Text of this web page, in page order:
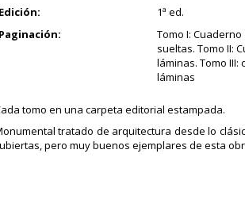
Edición:
1ª ed.
Paginación:
Tomo I:
sueltas. Tomo II:
láminas. Tomo III:
láminas
tomo en una carpeta editorial estampada.
tratado de arquitectura desde lo
pero muy buenos ejemplares de esta